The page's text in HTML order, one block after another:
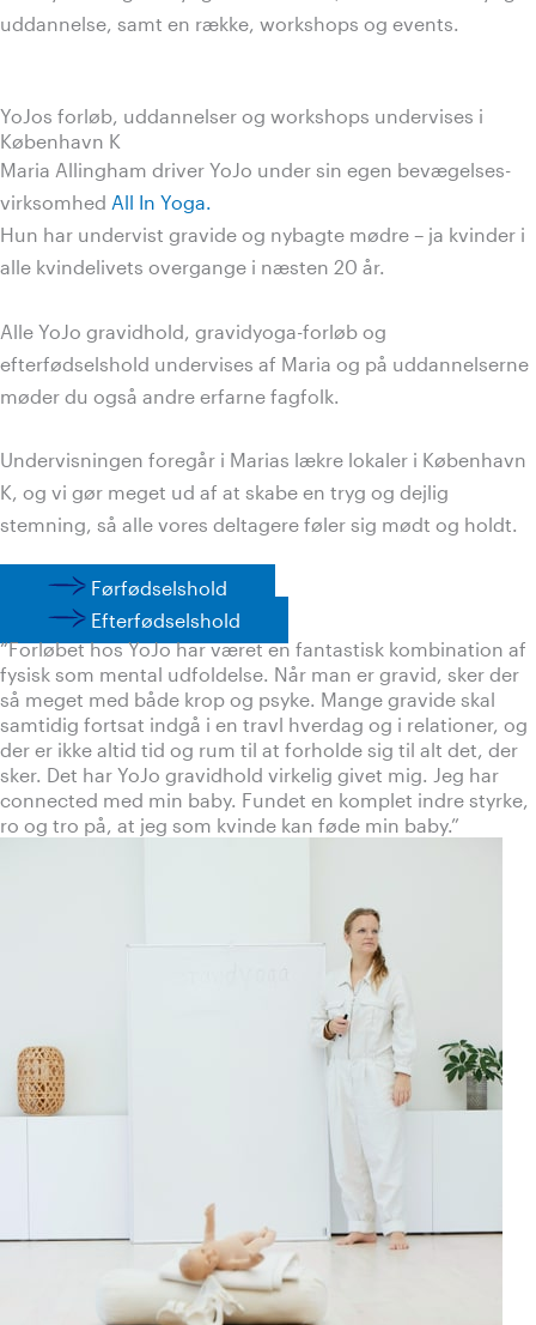
uddannelse, samt en række, workshops og events.
YoJos forløb, uddannelser og workshops undervises i
København K
Maria Allingham driver YoJo under sin egen bevægelses-
virksomhed All In Yoga.
Hun har undervist gravide og nybagte mødre – ja kvinder i
alle kvindelivets overgange i næsten 20 år.
Alle YoJo gravidhold, gravidyoga-forløb og
efterfødselshold undervises af Maria og på uddannelserne
møder du også andre erfarne fagfolk.
Undervisningen foregår i Marias lækre lokaler i København
K, og vi gør meget ud af at skabe en tryg og dejlig
stemning, så alle vores deltagere føler sig mødt og holdt.
Førfødselshold
Efterfødselshold
“Forløbet hos YoJo har været en fantastisk kombination af
fysisk som mental udfoldelse. Når man er gravid, sker der
så meget med både krop og psyke. Mange gravide skal
samtidig fortsat indgå i en travl hverdag og i relationer, og
der er ikke altid tid og rum til at forholde sig til alt det, der
sker. Det har YoJo gravidhold virkelig givet mig. Jeg har
connected med min baby. Fundet en komplet indre styrke,
ro og tro på, at jeg som kvinde kan føde min baby.”